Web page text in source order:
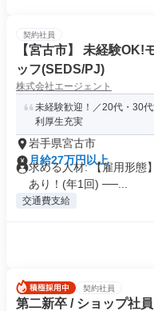
契約社員
【宮古市】 未経験OK!
ッフ(SEDS/PJ)
株式会社エージェント
未経験歓迎！／20代・30
利厚生充実
岩手県宮古市
月給27万円以上
求める人材: 【雇用形態
あり！(年1回) ──...
交通費支給
契約社員
第二新卒 / ショップ社